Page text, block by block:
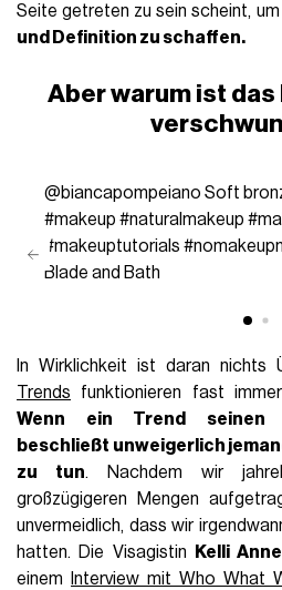
Seite getreten zu sein scheint,
und Definition zu schaffen.
Aber warum ist das
@biancapompeiano Soft
#makeup #naturalmakeup
#makeuptutorials
Blade and Bath
In Wirklichkeit ist daran nichts
Trends funktionieren fast
Wenn ein Trend seinen
beschließt unweigerlich
zu tun. Nachdem wir
großzügigeren Mengen
unvermeidlich, dass wir
hatten. Die Visagistin
Kelli
einem
Interview mit Who What